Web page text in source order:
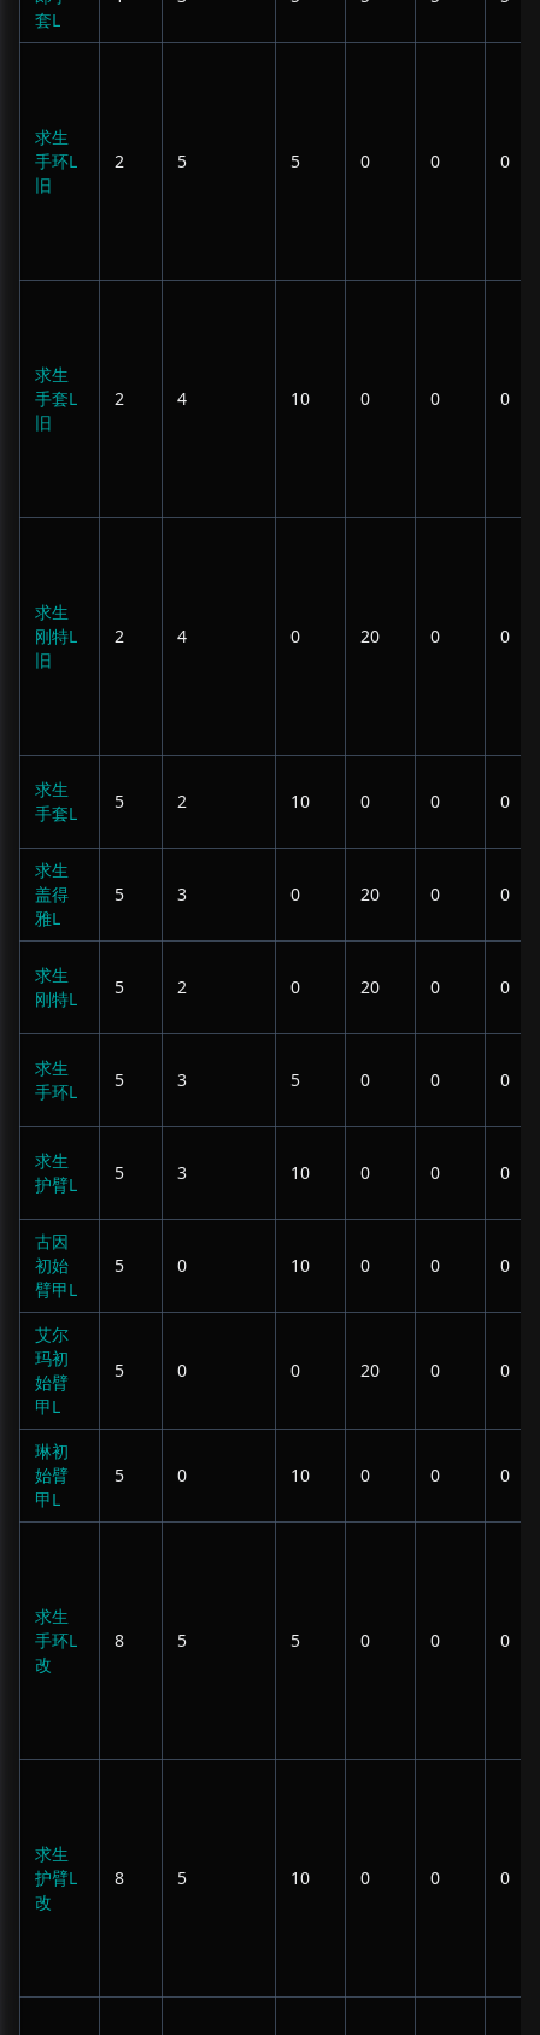
套L
求生
手环L
旧
2 5 5 0 0 0
求生
手套L
旧
2 4 10 0 0 0
求生
刚特L
旧
2 4 0 20 0 0
求生
手套L
5 2 10 0 0 0
求生
盖得
雅L
5 3 0 20 0 0
求生
刚特L
5 2 0 20 0 0
求生
手环L
5 3 5 0 0 0
求生
护臂L
5 3 10 0 0 0
古因
初始
臂甲L
5 0 10 0 0 0
艾尔
玛初
始臂
甲L
5 0 0 20 0 0
琳初
始臂
甲L
5 0 10 0 0 0
求生
手环L
改
8 5 5 0 0 0
求生
护臂L
改
8 5 10 0 0 0